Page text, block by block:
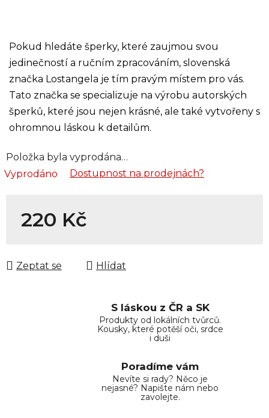
Pokud hledáte šperky, které zaujmou svou
jedinečností a ručním zpracováním, slovenská
značka Lostangela je tím pravým místem pro vás.
Tato značka se specializuje na výrobu autorských
šperků, které jsou nejen krásné, ale také vytvořeny s
ohromnou láskou k detailům.
Položka byla vyprodána…
Vyprodáno
Dostupnost na prodejnách?
220 Kč
Zeptat se Hlídat
S láskou z ČR a SK
Produkty od lokálních tvůrců.
Kousky, které potěší oči, srdce
i duši
Poradíme vám
Nevíte si rady? Něco je
nejasné? Napište nám nebo
zavolejte.